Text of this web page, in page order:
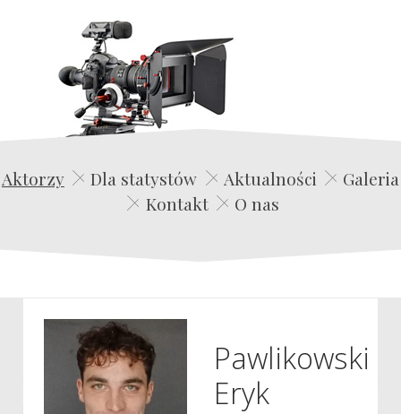
Edwin Film Agencja Aktorska
Aktorzy Dla statystów Aktualności
Galeria
Kontakt
O nas
Pawlikowski
Eryk